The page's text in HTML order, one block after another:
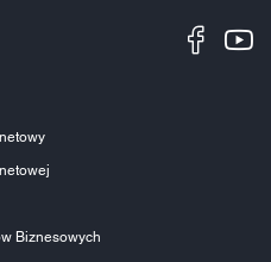
Biznesowych